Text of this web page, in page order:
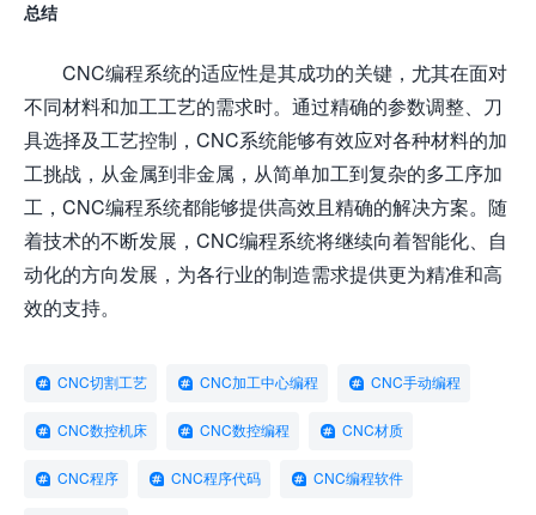
总结
CNC编程系统的适应性是其成功的关键，尤其在面对
不同材料和加工工艺的需求时。通过精确的参数调整、刀
具选择及工艺控制，CNC系统能够有效应对各种材料的加
工挑战，从金属到非金属，从简单加工到复杂的多工序加
工，CNC编程系统都能够提供高效且精确的解决方案。随
着技术的不断发展，CNC编程系统将继续向着智能化、自
动化的方向发展，为各行业的制造需求提供更为精准和高
效的支持。
CNC切割工艺 CNC加工中心编程 CNC手动编程
CNC数控机床 CNC数控编程 CNC材质
CNC程序 CNC程序代码 CNC编程软件